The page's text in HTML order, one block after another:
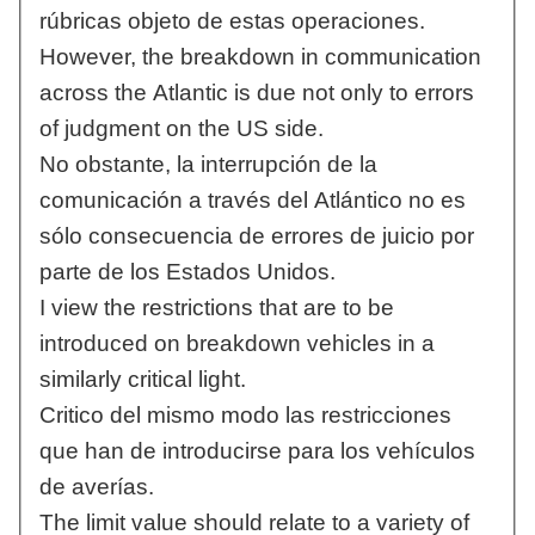
rúbricas objeto de estas operaciones.
However, the breakdown in communication
across the Atlantic is due not only to errors
of judgment on the US side.
No obstante, la interrupción de la
comunicación a través del Atlántico no es
sólo consecuencia de errores de juicio por
parte de los Estados Unidos.
I view the restrictions that are to be
introduced on breakdown vehicles in a
similarly critical light.
Critico del mismo modo las restricciones
que han de introducirse para los vehículos
de averías.
The limit value should relate to a variety of